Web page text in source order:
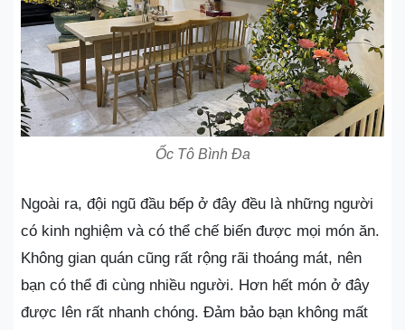
Ốc Tô Bình Đa
Ngoài ra, đội ngũ đầu bếp ở đây đều là những người
có kinh nghiệm và có thể chế biến được mọi món ăn.
Không gian quán cũng rất rộng rãi thoáng mát, nên
bạn có thể đi cùng nhiều người. Hơn hết món ở đây
được lên rất nhanh chóng. Đảm bảo bạn không mất